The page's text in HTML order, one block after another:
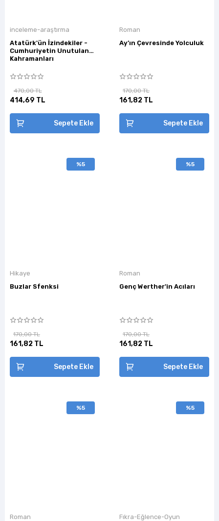
inceleme-araştırma
Atatürk'ün İzindekiler -
Cumhuriyetin Unutulan
Kahramanları
470,00 TL
414,69 TL
Sepete Ekle
Roman
Ay’ın Çevresinde Yolculuk
170,00 TL
161,82 TL
Sepete Ekle
%5
Hikaye
Buzlar Sfenksi
170,00 TL
161,82 TL
Sepete Ekle
%5
Roman
Genç Werther'in Acıları
170,00 TL
161,82 TL
Sepete Ekle
%5
Roman
%5
Fıkra-Eğlence-Oyun